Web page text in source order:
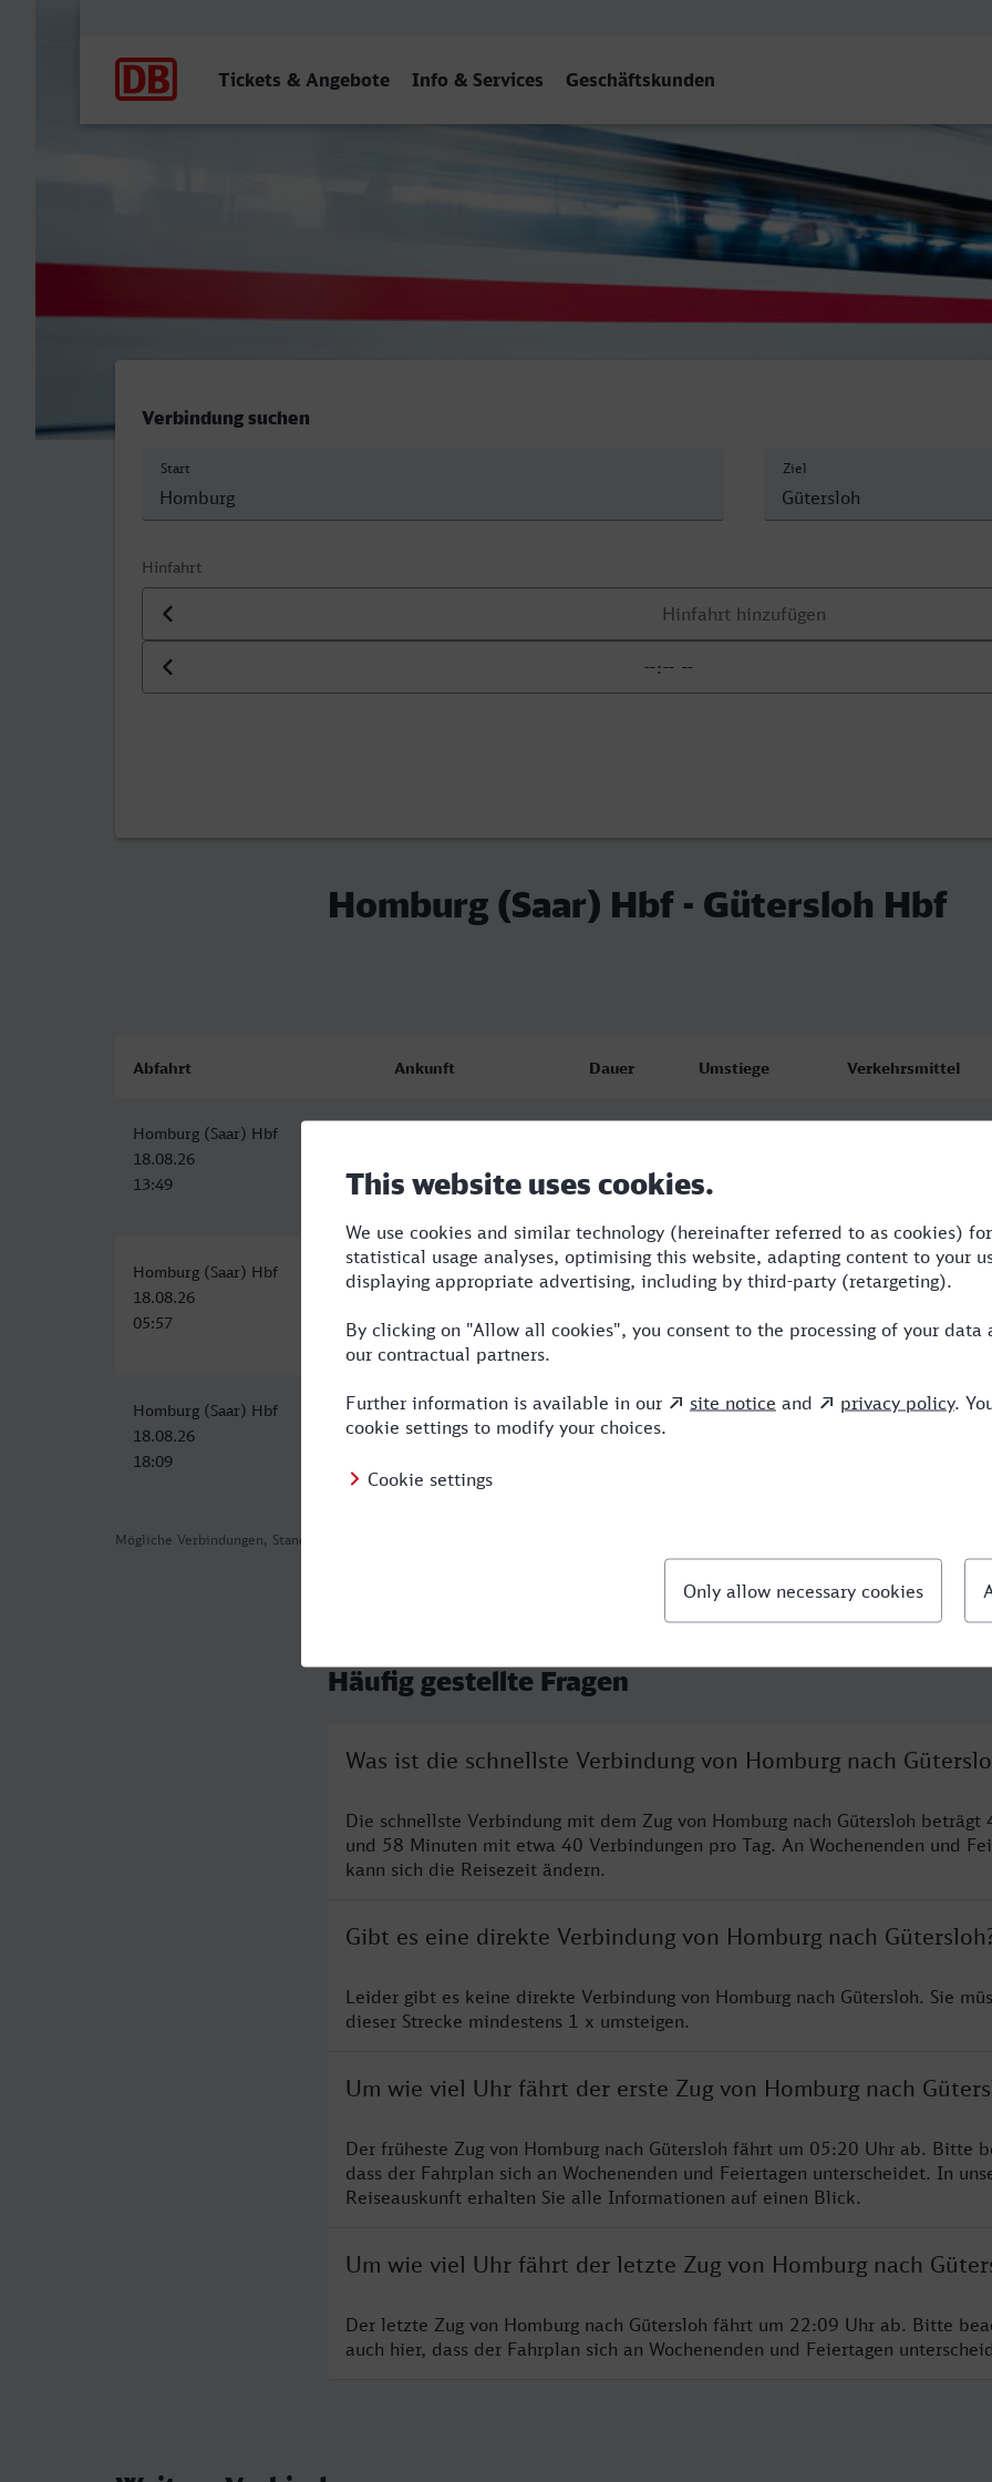
Tickets & Angebote Info & Services Geschäftskunden
Homburg (Saar) Hbf - Gütersloh Hbf
Verbindung suchen
Start Ziel
Hinfahrt
Datum der Hinfahrt
Uhrzeit der Hinfahrt
Homburg (Saar) Hbf - Gütersloh Hbf
Mögliche Verbindungen, Stand: 2026-08-04 01:41
Abfahrt Ankunft Dauer Umstiege Verkehrsmittel
Homburg (Saar) Hbf
18.08.26
13:49
18:47
Homburg (Saar) Hbf
18.08.26
05:57
Gütersloh Hbf
18.08.26
11:47
5:50 ICE,NX
Homburg (Saar) Hbf
18.08.26
18:09
Gütersloh Hbf
18.08.26
5:38 3 RE,ICE,NX
Häufig gestellte Fragen
Was ist die schnellste Verbindung von Homburg nach
Die schnellste Verbindung mit dem Zug von Homburg nach Gütersloh beträgt
und 58 Minuten mit etwa 40 Verbindungen pro Tag. An Wochenenden und
kann sich die Reisezeit ändern.
Gibt es eine direkte Verbindung von Homburg nach
Leider gibt es keine direkte Verbindung von Homburg nach Gütersloh. Sie
dieser Strecke mindestens 1 x umsteigen.
Um wie viel Uhr fährt der erste Zug von Homburg nach
Der früheste Zug von Homburg nach Gütersloh fährt um 05:20 Uhr ab. Bitte
dass der Fahrplan sich an Wochenenden und Feiertagen unterscheidet. In
Reiseauskunft erhalten Sie alle Informationen auf einen Blick.
Um wie viel Uhr fährt der letzte Zug von Homburg nach
Der letzte Zug von Homburg nach Gütersloh fährt um 22:09 Uhr ab. Bitte
auch hier, dass der Fahrplan sich an Wochenenden und Feiertagen